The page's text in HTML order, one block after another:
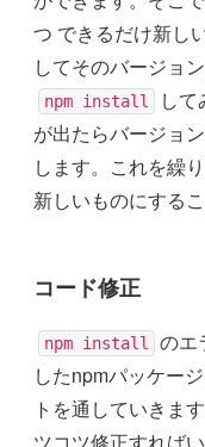
つ できるだけ新し
してそのバージョ
npm install
し
が出たらバージョ
します。これを繰
新しいものにする
コード修正
npm install
のエ
したnpmパッケー
トを通していきま